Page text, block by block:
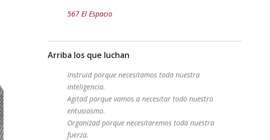
567 El Espacio
Arriba los que luchan
Instruid porque necesitamos toda nuestra
inteligencia.
Agitad porque vamos a necesitar todo nuestro
entusiasmo.
Organizad porque necesitaremos toda nuestra
fuerza.